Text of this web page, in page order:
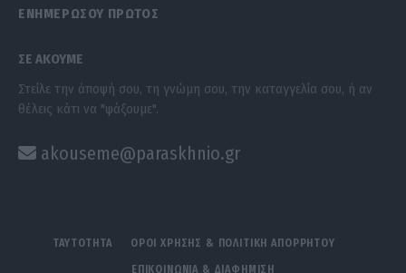
ΕΝΗΜΕΡΩΣΟΥ ΠΡΩΤΟΣ
ΣΕ ΑΚΟΥΜΕ
Στείλε την άποψή σου, τη γνώμη σου, την καταγγελία σου, ή αν
θέλεις κάτι να "ψάξουμε".
akouseme@paraskhnio.gr
ΤΑΥΤΟΤΗΤΑ ΟΡΟΙ ΧΡΗΣΗΣ & ΠΟΛΙΤΙΚΗ ΑΠΟΡΡΗΤΟΥ
ΕΠΙΚΟΙΝΩΝΙΑ & ΔΙΑΦΗΜΙΣΗ